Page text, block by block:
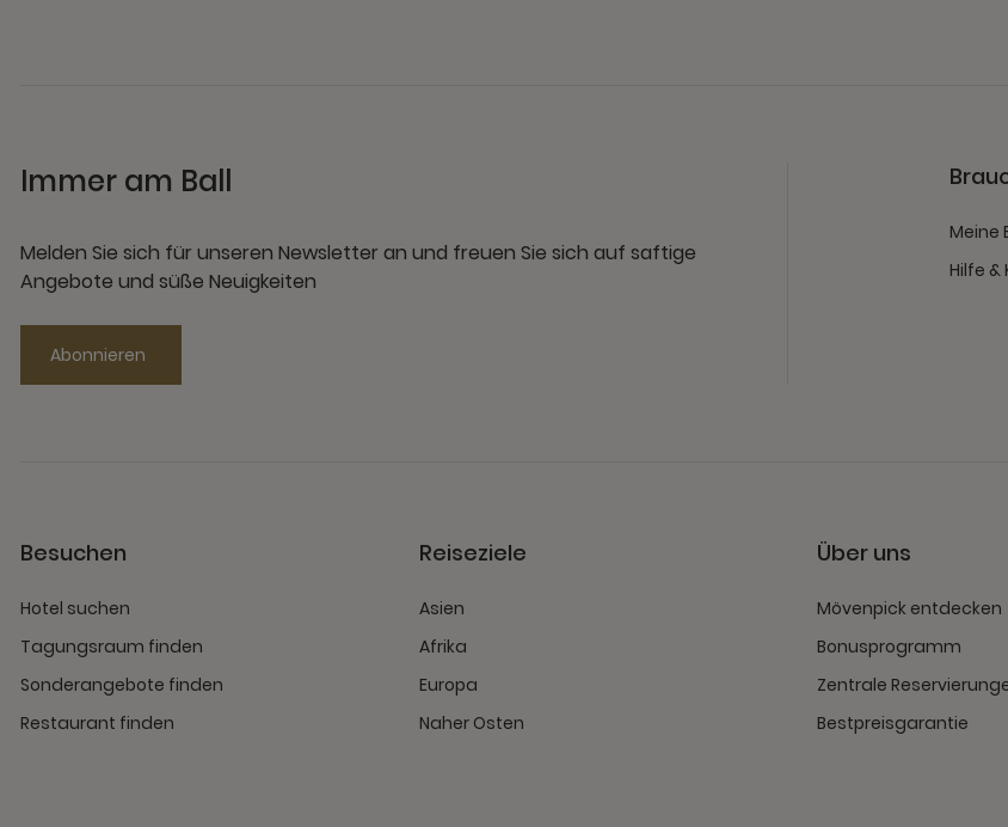
Immer am Ball
Melden Sie sich für unseren Newsletter an und freuen Sie sich auf saftige
Angebote und süße Neuigkeiten
Abonnieren
Meine
Hilfe &
Besuchen
Hotel suchen
Tagungsraum finden
Sonderangebote finden
Restaurant finden
Reiseziele
Asien
Afrika
Europa
Naher Osten
Über uns
Mövenpick entdecken
Bonusprogramm
Zentrale
Bestpreisgarantie